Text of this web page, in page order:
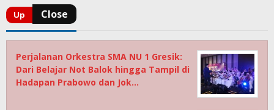
Perjalanan Orkestra SMA NU 1 Gresik:
Dari Belajar Not Balok hingga Tampil di
Hadapan Prabowo dan Jok…